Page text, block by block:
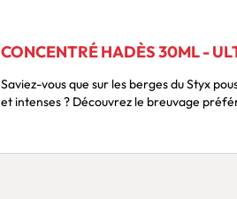
CONCENTRÉ HADÈS 30ML -
Saviez-vous que sur les berges du Styx
et intenses ? Découvrez le breuvage